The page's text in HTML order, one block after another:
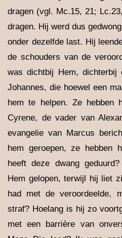
dragen (vgl. Mc.15, 21;
dragen. Hij werd dus
onder dezelfde last. Hij
de schouders van de
was dichtbij Hem, dichterbij
Johannes, die hoewel een
hem te helpen. Ze hebben
Cyrene, de vader van
evangelie van Marcus
hem geroepen, ze hebben
heeft deze dwang
Hem gelopen, terwijl hij liet
had met de veroordeelde,
straf? Hoelang is hij zo
met een barrière van